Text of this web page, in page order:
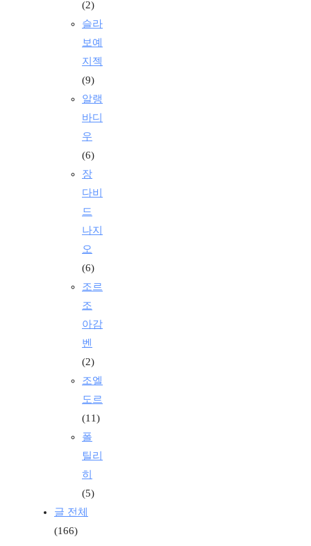
(2)
슬라
보예
지젝
(9)
알랭
바디
우
(6)
장
다비
드
나지
오
(6)
조르
조
아감
벤
(2)
조엘
도르
(11)
폴
틸리
히
(5)
글 전체
(166)